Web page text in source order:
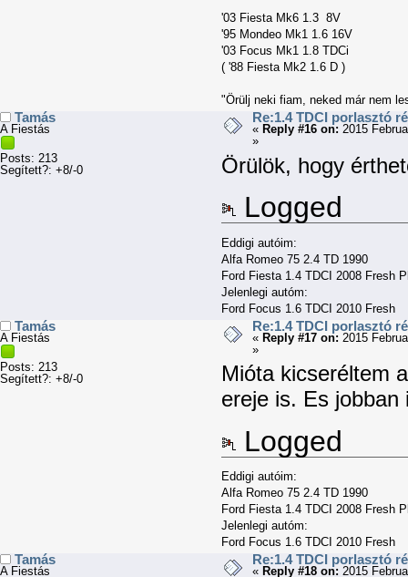
'03 Fiesta Mk6 1.3 8V
'95 Mondeo Mk1 1.6 16V
'03 Focus Mk1 1.8 TDCi
( '88 Fiesta Mk2 1.6 D )
"Örülj neki fiam, neked már nem
Tamás
A Fiestás
Posts: 213
Segített?: +8/-0
Re:1.4 TDCI porlasztó
« Reply #16 on: 2015
»
Örülök, hogy
Logged
Eddigi autóim:
Alfa Romeo 75 2.4 TD 1990
Ford Fiesta 1.4 TDCI 2008 Fresh
Jelenlegi autóm:
Ford Focus 1.6 TDCI 2010 Fresh
Tamás
A Fiestás
Posts: 213
Segített?: +8/-0
Re:1.4 TDCI porlasztó
« Reply #17 on: 2015
»
Mióta kicseréltem
ereje is. Es
Logged
Eddigi autóim:
Alfa Romeo 75 2.4 TD 1990
Ford Fiesta 1.4 TDCI 2008 Fresh
Jelenlegi autóm:
Ford Focus 1.6 TDCI 2010 Fresh
Tamás
A Fiestás
Re:1.4 TDCI porlasztó
« Reply #18 on: 2015